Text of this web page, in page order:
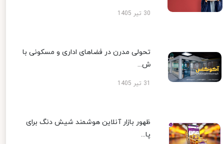
30 تیر 1405
تحولی مدرن در فضاهای اداری و مسکونی با
ش...
ظهور بازار آنلاین هوشمند شیش دنگ برای
پا...